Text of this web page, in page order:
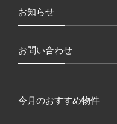
お知らせ
お問い合わせ
今月のおすすめ物件